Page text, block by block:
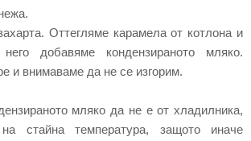
Оттегляме карамела от котлона и
добавяме кондензираното мляко.
и внимаваме да не се изгорим.
мляко да не е от хладилника,
стайна температура, защото иначе